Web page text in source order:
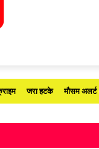
जरा हटके मौसम